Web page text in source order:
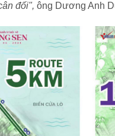
đối", ông Dương Anh